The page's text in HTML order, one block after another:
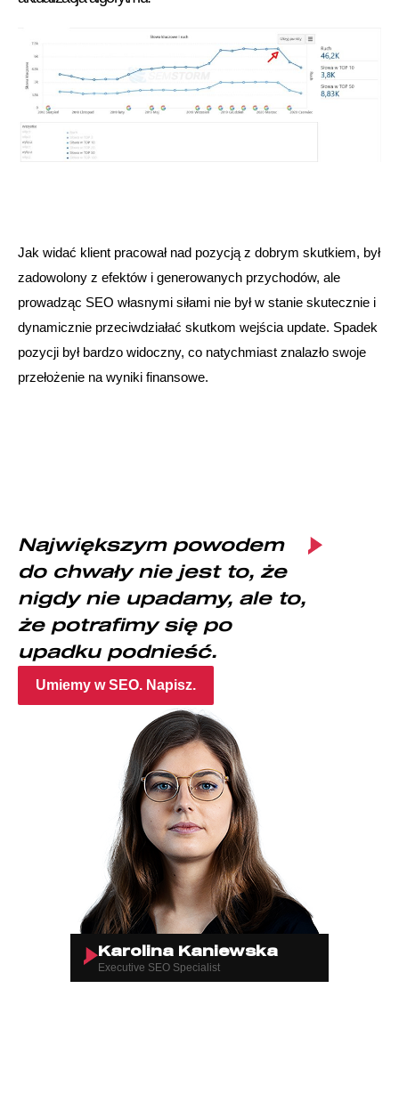
Jak widać klient pracował nad pozycją z dobrym skutkiem, był
zadowolony z efektów i generowanych przychodów, ale
prowadząc SEO własnymi siłami nie był w stanie skutecznie i
dynamicznie przeciwdziałać skutkom wejścia update. Spadek
pozycji był bardzo widoczny, co natychmiast znalazło swoje
przełożenie na wyniki finansowe.
Największym powodem
do chwały nie jest to, że
nigdy nie upadamy, ale to,
że potrafimy się po
upadku podnieść.
Umiemy w SEO. Napisz.
Karolina Kaniewska
Executive SEO Specialist